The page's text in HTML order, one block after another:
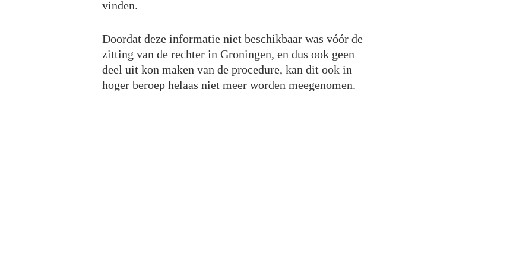
vinden.
Doordat deze informatie niet beschikbaar was vóór de
zitting van de rechter in Groningen, en dus ook geen
deel uit kon maken van de procedure, kan dit ook in
hoger beroep helaas niet meer worden meegenomen.